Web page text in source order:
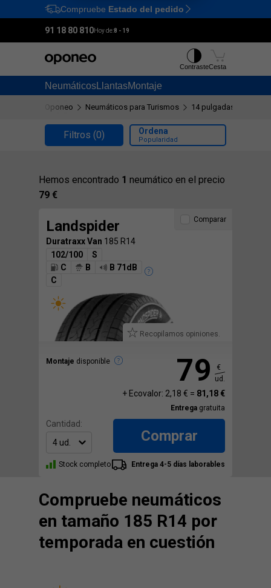
Ctrl M
Compruebe Estado del pedido
91 18 80 810Hoy de:8 - 19
Neumáticos LlantasMontaje
ContrasteCesta
Oponeo Neumáticos para Turismos 14 pulgadas
Filtros (0)
Hemos encontrado 1 neumático en el precio
79 €
Ordena
Popularidad
Landspider
Duratraxx Van 185 R14
102/100
S
C
B
B 71dB
C
Recopilamos opiniones.
Montaje disponible
Comparar
79
€
ud.
+ Ecovalor: 2,18 € = 81,18 €
Entrega gratuita
Cantidad:
Comprar
Stock completo Entrega 4-5 días laborables
Compruebe neumáticos
en tamaño 185 R14 por
temporada en cuestión